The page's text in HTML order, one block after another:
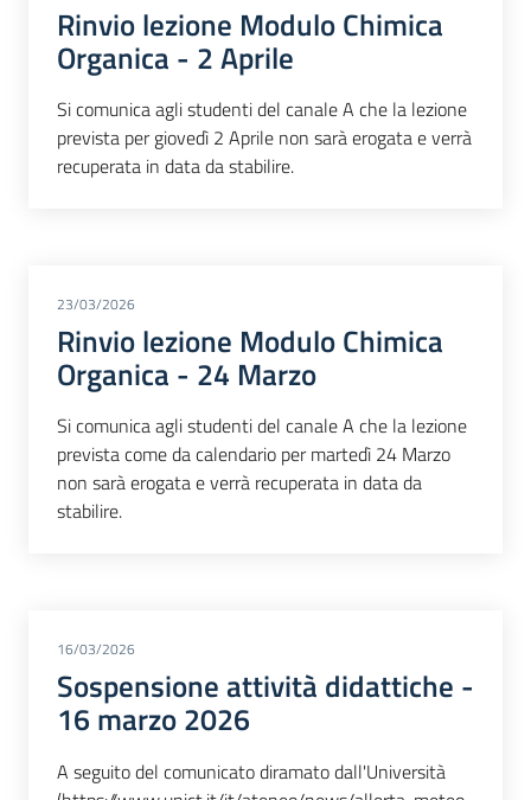
Rinvio lezione Modulo Chimica
Organica - 2 Aprile
Si comunica agli studenti del canale A che la lezione
prevista per giovedì 2 Aprile non sarà erogata e verrà
recuperata in data da stabilire.
23/03/2026
Rinvio lezione Modulo Chimica
Organica - 24 Marzo
Si comunica agli studenti del canale A che la lezione
prevista come da calendario per martedì 24 Marzo
non sarà erogata e verrà recuperata in data da
stabilire.
16/03/2026
Sospensione attività didattiche -
16 marzo 2026
A seguito del comunicato diramato dall'Università